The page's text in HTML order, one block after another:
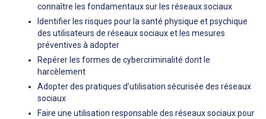
connaître les fondamentaux sur les réseaux sociaux
Identifier les risques pour la santé physique et psychique
des utilisateurs de réseaux sociaux et les mesures
préventives à adopter
Repérer les formes de cybercriminalité dont le
harcèlement
Adopter des pratiques d’utilisation sécurisée des réseaux
sociaux
Faire une utilisation responsable des réseaux sociaux pour